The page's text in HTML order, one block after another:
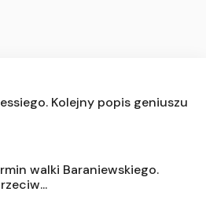
Kolejny popis geniuszu
walki Baraniewskiego.